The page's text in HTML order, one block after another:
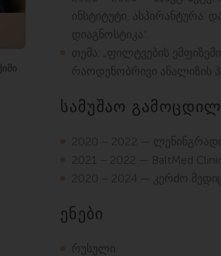
ინსტიტუტი, ასპირანტურა.
დიაგნოსტიკა“.
თემა: „ფილტვების
რაოდენობრივი ანალიზის
სამუშაო
2020 – 2022 —
2021 – 2022 — BaltMed
2020 – 2024 — კერძო
ენები
რუსული.